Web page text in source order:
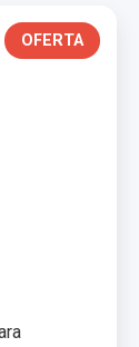
OFERTA